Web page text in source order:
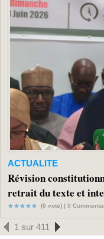
ACTUALITE
Révision
retrait du texte et
(0 vote) | 0
1 sur 411